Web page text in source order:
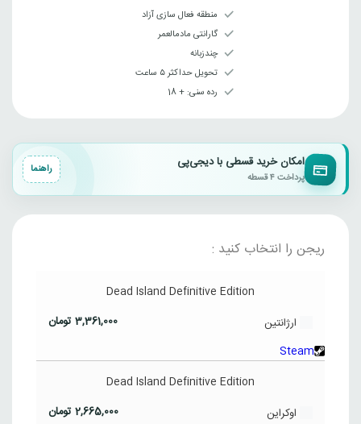
منطقه فعال سازی آزاد
گارانتی مادمالعمر
چندزبانه
تحویل حداکثر ۵ ساعت
رده سنی‌: + 18
امکان خرید قسطی با دیجی‌پی
پرداخت ۴ قسطه
راهنما
ریجن را انتخاب کنید :
ارژانتین
Dead Island Definitive Edition
3,361,000تومان
Steam
اوکراین
Dead Island Definitive Edition
2,665,000تومان